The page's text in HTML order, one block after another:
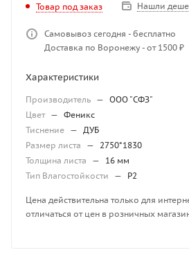
Товар под заказ Нашли
Самовывоз сегодня - бесплатно
Доставка по Воронежу - от 1500 ₽
Характеристики
Производитель — ООО "СФЗ"
Цвет — Феникс
Тиснение — ДУБ
Размер листа
— 2750*1830
Толщина листа
—
16 мм
Тип Влагостойкости
— P2
Цена действительна только для
отличаться от цен в розничных